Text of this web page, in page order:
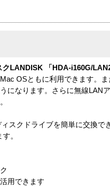
LANDISK 「HDA-i160G/LAN2
OSともに利用できます。ま
になります。さらに無線LAN
スクドライブを簡単に交換で
。
用できます